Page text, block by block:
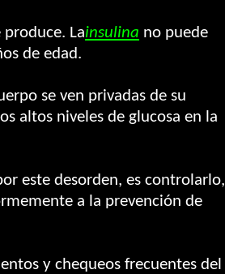
Lainsulina no puede
de edad.
se ven privadas de su
altos niveles de glucosa en la
este desorden, es controlarlo,
a la prevención de
y chequeos frecuentes del